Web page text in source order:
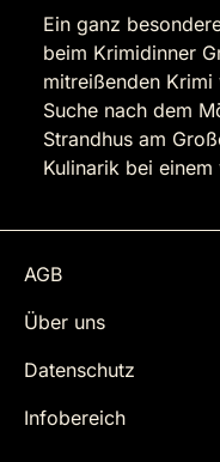
Ein ganz
beim Krimidinner
mitreißenden
Suche nach dem
Strandhus am
Kulinarik bei
AGB
Über uns
Datenschutz
Infobereich